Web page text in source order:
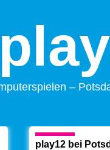
–
play12 bei